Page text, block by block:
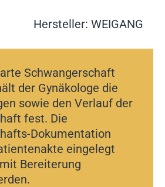
Hersteller: WEIGANG
Schwangerschaft
der Gynäkologe die
sowie den Verlauf der
fest. Die
Dokumentation
eingelegt
Bereiterung